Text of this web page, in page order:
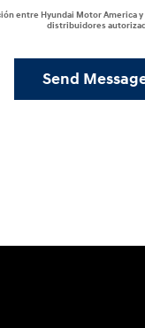
entre Hyundai Motor America y
distribuidores
Send